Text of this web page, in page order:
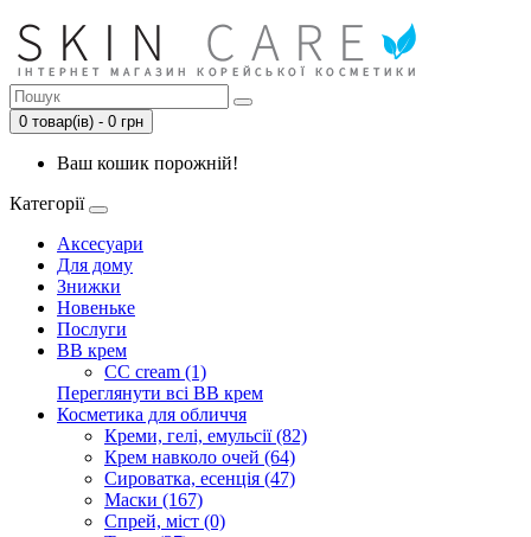
0 товар(ів) - 0 грн
Ваш кошик порожній!
Категорії
Аксесуари
Для дому
Знижки
Новеньке
Послуги
BB крем
CC cream (1)
Переглянути всі BB крем
Косметика для обличчя
Креми, гелі, емульсії (82)
Крем навколо очей (64)
Сироватка, есенція (47)
Маски (167)
Спрей, міст (0)